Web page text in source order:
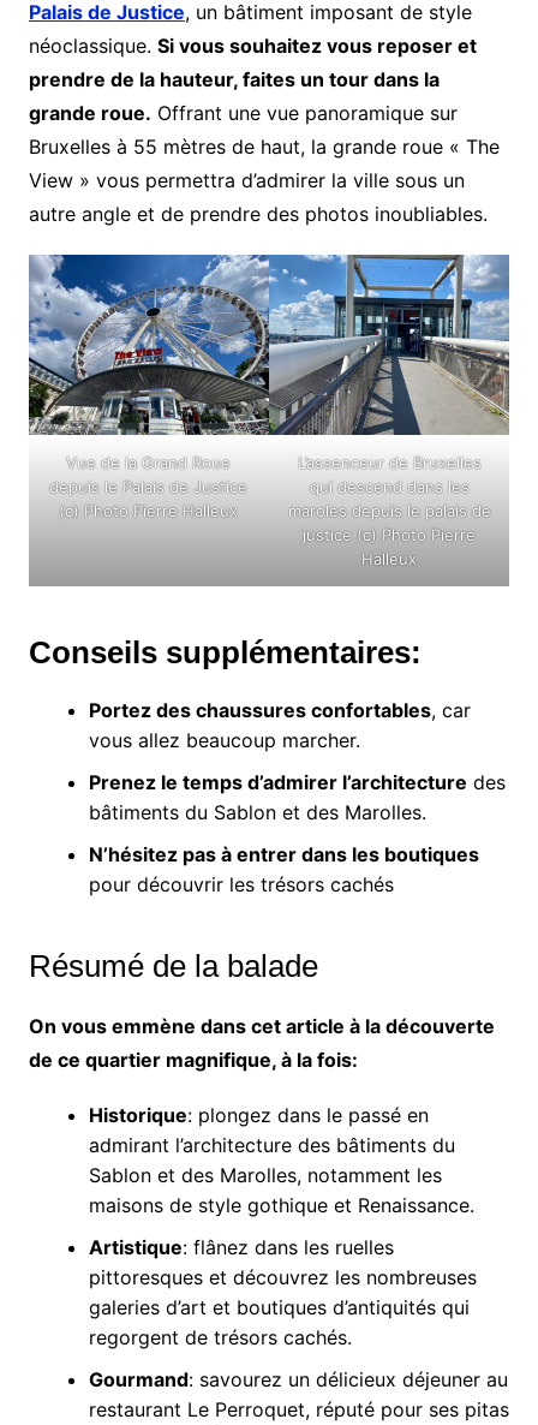
Palais de Justice, un bâtiment imposant de style
néoclassique. Si vous souhaitez vous reposer et
prendre de la hauteur, faites un tour dans la
grande roue. Offrant une vue panoramique sur
Bruxelles à 55 mètres de haut, la grande roue « The
View » vous permettra d’admirer la ville sous un
autre angle et de prendre des photos inoubliables.
Vue de la Grand Roue
depuis le Palais de Justice
(c) Photo Pierre Halleux
L’assenceur de Bruxelles
qui descend dans les
maroles depuis le palais de
justice (c) Photo Pierre
Halleux
Conseils supplémentaires:
Portez des chaussures confortables, car
vous allez beaucoup marcher.
Prenez le temps d’admirer l’architecture des
bâtiments du Sablon et des Marolles.
N’hésitez pas à entrer dans les boutiques
pour découvrir les trésors cachés
Résumé de la balade
On vous emmène dans cet article à la découverte
de ce quartier magnifique, à la fois:
Historique: plongez dans le passé en
admirant l’architecture des bâtiments du
Sablon et des Marolles, notamment les
maisons de style gothique et Renaissance.
Artistique: flânez dans les ruelles
pittoresques et découvrez les nombreuses
galeries d’art et boutiques d’antiquités qui
regorgent de trésors cachés.
Gourmand: savourez un délicieux déjeuner au
restaurant Le Perroquet, réputé pour ses pitas